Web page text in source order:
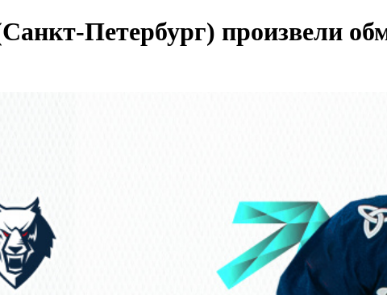
Петербург) произвели